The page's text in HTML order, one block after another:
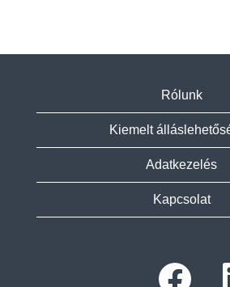
Rólunk
Kiemelt
Adatkezelés
Kapcsolat
Ú
Ú